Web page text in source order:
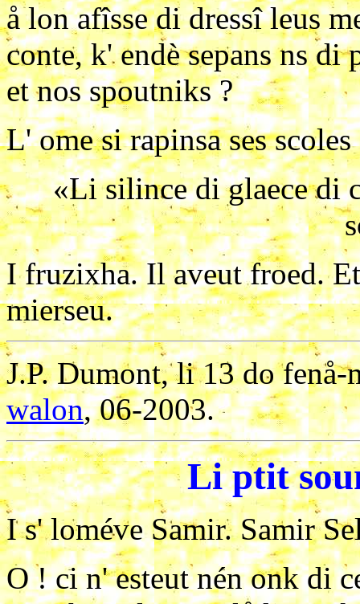
å lon afîsse di dressî leus
conte, k' endè sepans ns di
et nos spoutniks ?
L' ome si rapinsa ses
«Li silince di glaece di
I fruzixha. Il aveut froed.
mierseu.
J.P. Dumont, li 13 do
walon, 06-2003.
Li ptit
I s' loméve Samir. Samir
O ! ci n' esteut nén onk di